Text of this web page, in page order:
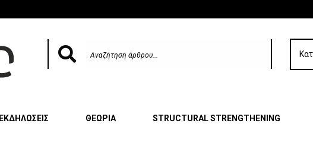
ΕΚΔΗΛΩΣΕΙΣ ΘΕΩΡΙΑ STRUCTURAL STRENGTHENING